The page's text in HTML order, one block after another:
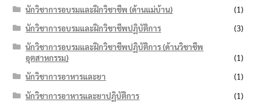
นักวิชาการอบรมและฝึกวิชาชีพ (ด้านแม่บ้าน)
(1)
นักวิชาการอบรมและฝึกวิชาชีพปฏิบัติการ
(3)
นักวิชาการอบรมและฝึกวิชาชีพปฏิบัติการ (ด้านวิชาชีพ
อุตสาหกรรม)
(1)
นักวิชาการอาหารและยา
(1)
นักวิชาการอาหารและยาปฏิบัติการ
(1)